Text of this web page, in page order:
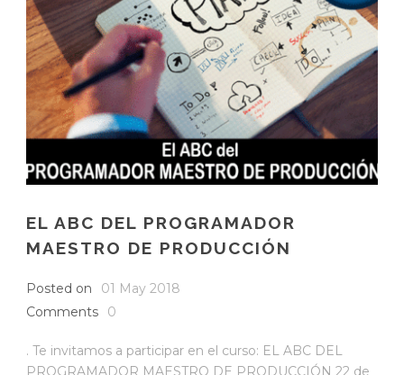
EL ABC DEL PROGRAMADOR
MAESTRO DE PRODUCCIÓN
Posted on
01 May 2018
Comments
0
. Te invitamos a participar en el curso: EL ABC DEL